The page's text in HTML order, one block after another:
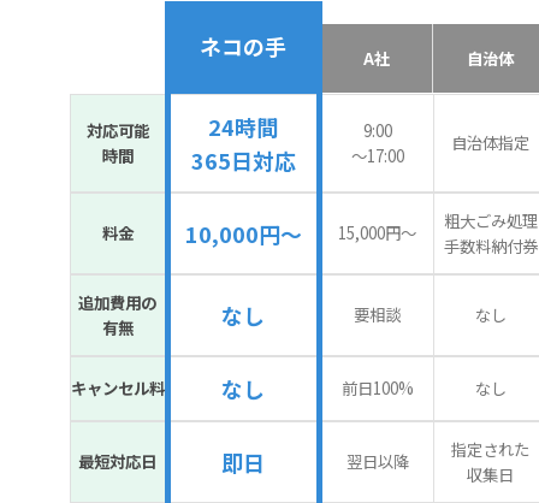
ネコの手 A社 自治体
対応可能
時間
24時間
365日対応
9:00
〜17:00
自治体指定
料金 10,000円～ 15,000円〜
粗大ごみ処理
手数料納付券
追加費用の
有無
なし 要相談 なし
キャンセル料 なし 前日100% なし
最短対応日 即日 翌日以降
指定された
収集日